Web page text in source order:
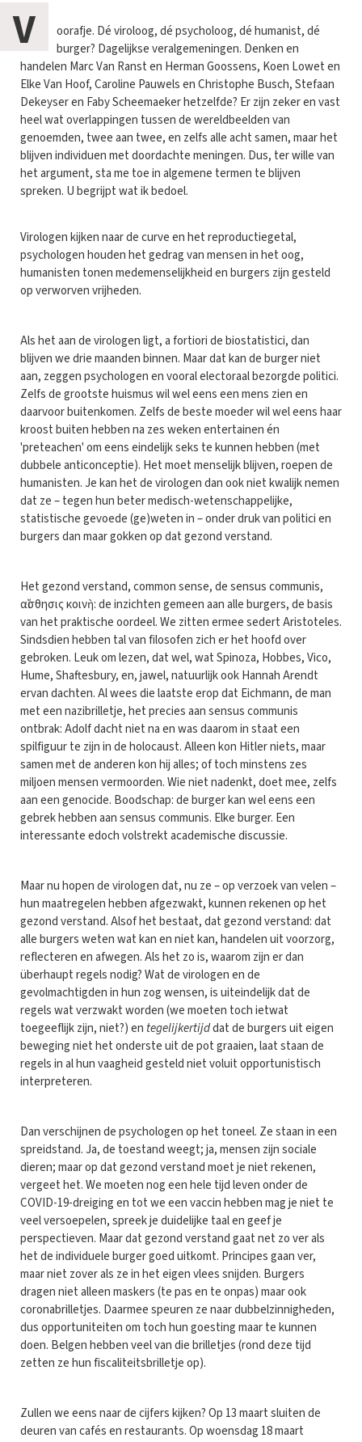
V
oorafje. Dé viroloog, dé psycholoog, dé humanist, dé
burger? Dagelijkse veralgemeningen. Denken en
handelen Marc Van Ranst en Herman Goossens, Koen Lowet en
Elke Van Hoof, Caroline Pauwels en Christophe Busch, Stefaan
Dekeyser en Faby Scheemaeker hetzelfde? Er zijn zeker en vast
heel wat overlappingen tussen de wereldbeelden van
genoemden, twee aan twee, en zelfs alle acht samen, maar het
blijven individuen met doordachte meningen. Dus, ter wille van
het argument, sta me toe in algemene termen te blijven
spreken. U begrijpt wat ik bedoel.
Virologen kijken naar de curve en het reproductiegetal,
psychologen houden het gedrag van mensen in het oog,
humanisten tonen medemenselijkheid en burgers zijn gesteld
op verworven vrijheden.
Als het aan de virologen ligt, a fortiori de biostatistici, dan
blijven we drie maanden binnen. Maar dat kan de burger niet
aan, zeggen psychologen en vooral electoraal bezorgde politici.
Zelfs de grootste huismus wil wel eens een mens zien en
daarvoor buitenkomen. Zelfs de beste moeder wil wel eens haar
kroost buiten hebben na zes weken entertainen én
'preteachen' om eens eindelijk seks te kunnen hebben (met
dubbele anticonceptie). Het moet menselijk blijven, roepen de
humanisten. Je kan het de virologen dan ook niet kwalijk nemen
dat ze – tegen hun beter medisch-wetenschappelijke,
statistische gevoede (ge)weten in – onder druk van politici en
burgers dan maar gokken op dat gezond verstand.
Het gezond verstand, common sense, de sensus communis,
αἴσθησις κοινὴ: de inzichten gemeen aan alle burgers, de basis
van het praktische oordeel. We zitten ermee sedert Aristoteles.
Sindsdien hebben tal van filosofen zich er het hoofd over
gebroken. Leuk om lezen, dat wel, wat Spinoza, Hobbes, Vico,
Hume, Shaftesbury, en, jawel, natuurlijk ook Hannah Arendt
ervan dachten. Al wees die laatste erop dat Eichmann, de man
met een nazibrilletje, het precies aan sensus communis
ontbrak: Adolf dacht niet na en was daarom in staat een
spilfiguur te zijn in de holocaust. Alleen kon Hitler niets, maar
samen met de anderen kon hij alles; of toch minstens zes
miljoen mensen vermoorden. Wie niet nadenkt, doet mee, zelfs
aan een genocide. Boodschap: de burger kan wel eens een
gebrek hebben aan sensus communis. Elke burger. Een
interessante edoch volstrekt academische discussie.
Maar nu hopen de virologen dat, nu ze – op verzoek van velen –
hun maatregelen hebben afgezwakt, kunnen rekenen op het
gezond verstand. Alsof het bestaat, dat gezond verstand: dat
alle burgers weten wat kan en niet kan, handelen uit voorzorg,
reflecteren en afwegen. Als het zo is, waarom zijn er dan
überhaupt regels nodig? Wat de virologen en de
gevolmachtigden in hun zog wensen, is uiteindelijk dat de
regels wat verzwakt worden (we moeten toch ietwat
toegeeflijk zijn, niet?) en tegelijkertijddat de burgers uit eigen
beweging niet het onderste uit de pot graaien, laat staan de
regels in al hun vaagheid gesteld niet voluit opportunistisch
interpreteren.
Dan verschijnen de psychologen op het toneel. Ze staan in een
spreidstand. Ja, de toestand weegt; ja, mensen zijn sociale
dieren; maar op dat gezond verstand moet je niet rekenen,
vergeet het. We moeten nog een hele tijd leven onder de
COVID-19-dreiging en tot we een vaccin hebben mag je niet te
veel versoepelen, spreek je duidelijke taal en geef je
perspectieven. Maar dat gezond verstand gaat net zo ver als
het de individuele burger goed uitkomt. Principes gaan ver,
maar niet zover als ze in het eigen vlees snijden. Burgers
dragen niet alleen maskers (te pas en te onpas) maar ook
coronabrilletjes. Daarmee speuren ze naar dubbelzinnigheden,
dus opportuniteiten om toch hun goesting maar te kunnen
doen. Belgen hebben veel van die brilletjes (rond deze tijd
zetten ze hun fiscaliteitsbrilletje op).
Zullen we eens naar de cijfers kijken? Op 13 maart sluiten de
deuren van cafés en restaurants. Op woensdag 18 maart